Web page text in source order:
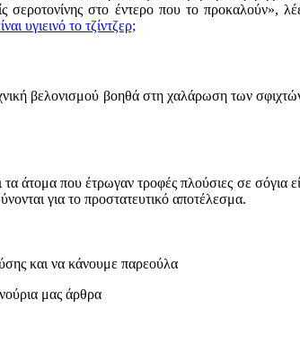
σεροτονίνης στο έντερο που το προκαλούν»,
υγιεινό το τζίντζερ;
βελονισμού βοηθά στη χαλάρωση των
που έτρωγαν τροφές πλούσιες σε σόγια
για το προστατευτικό αποτέλεσμα.
και να κάνουμε παρεούλα
μας άρθρα